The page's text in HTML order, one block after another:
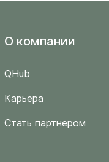
O компании
QHub
Карьера
Стать партнером